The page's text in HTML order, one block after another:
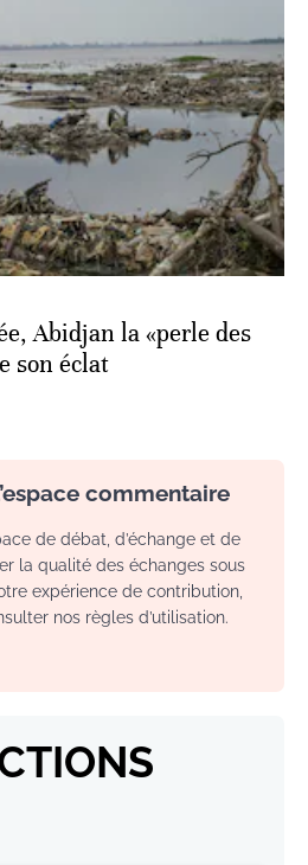
Abidjan la «perle des
son éclat
commentaire
de débat, d’échange et de
la qualité des échanges sous
expérience de contribution,
nos règles d’utilisation.